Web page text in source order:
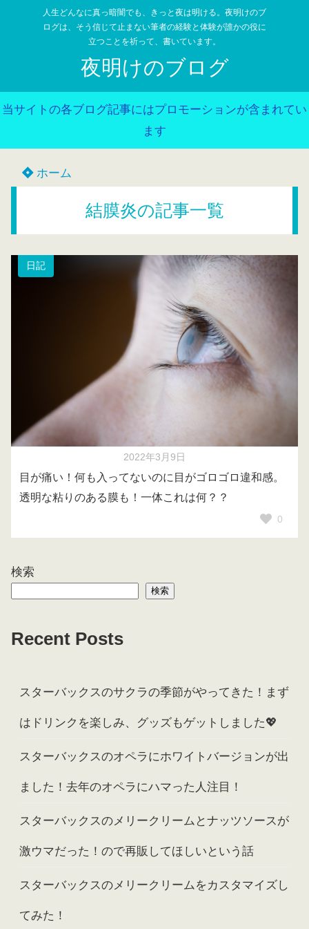
人生どんなに真っ暗闇でも、きっと夜は明ける。夜明けのブ
ログは、そう信じて止まない筆者の経験と体験が誰かの役に
立つことを祈って、書いています。
夜明けのブログ
当サイトの各ブログ記事にはプロモーションが含まれてい
ます
ホーム
結膜炎の記事一覧
日記
2022年3月9日
目が痛い！何も入ってないのに目がゴロゴロ違和感。
透明な粘りのある膜も！一体これは何？？
0
検索
検索
Recent Posts
スターバックスのサクラの季節がやってきた！まず
はドリンクを楽しみ、グッズもゲットしました💖
スターバックスのオペラにホワイトバージョンが出
ました！去年のオペラにハマった人注目！
スターバックスのメリークリームとナッツソースが
激ウマだった！ので再販してほしいという話
スターバックスのメリークリームをカスタマイズし
てみた！